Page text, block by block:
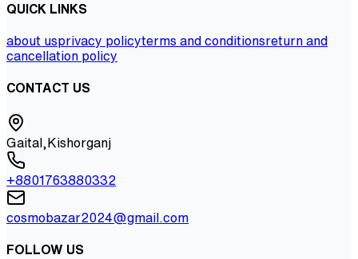
QUICK LINKS
about usprivacy policyterms and conditionsreturn and
cancellation policy
CONTACT US
Gaital,Kishorganj
+8801763880332
cosmobazar2024@gmail.com
FOLLOW US